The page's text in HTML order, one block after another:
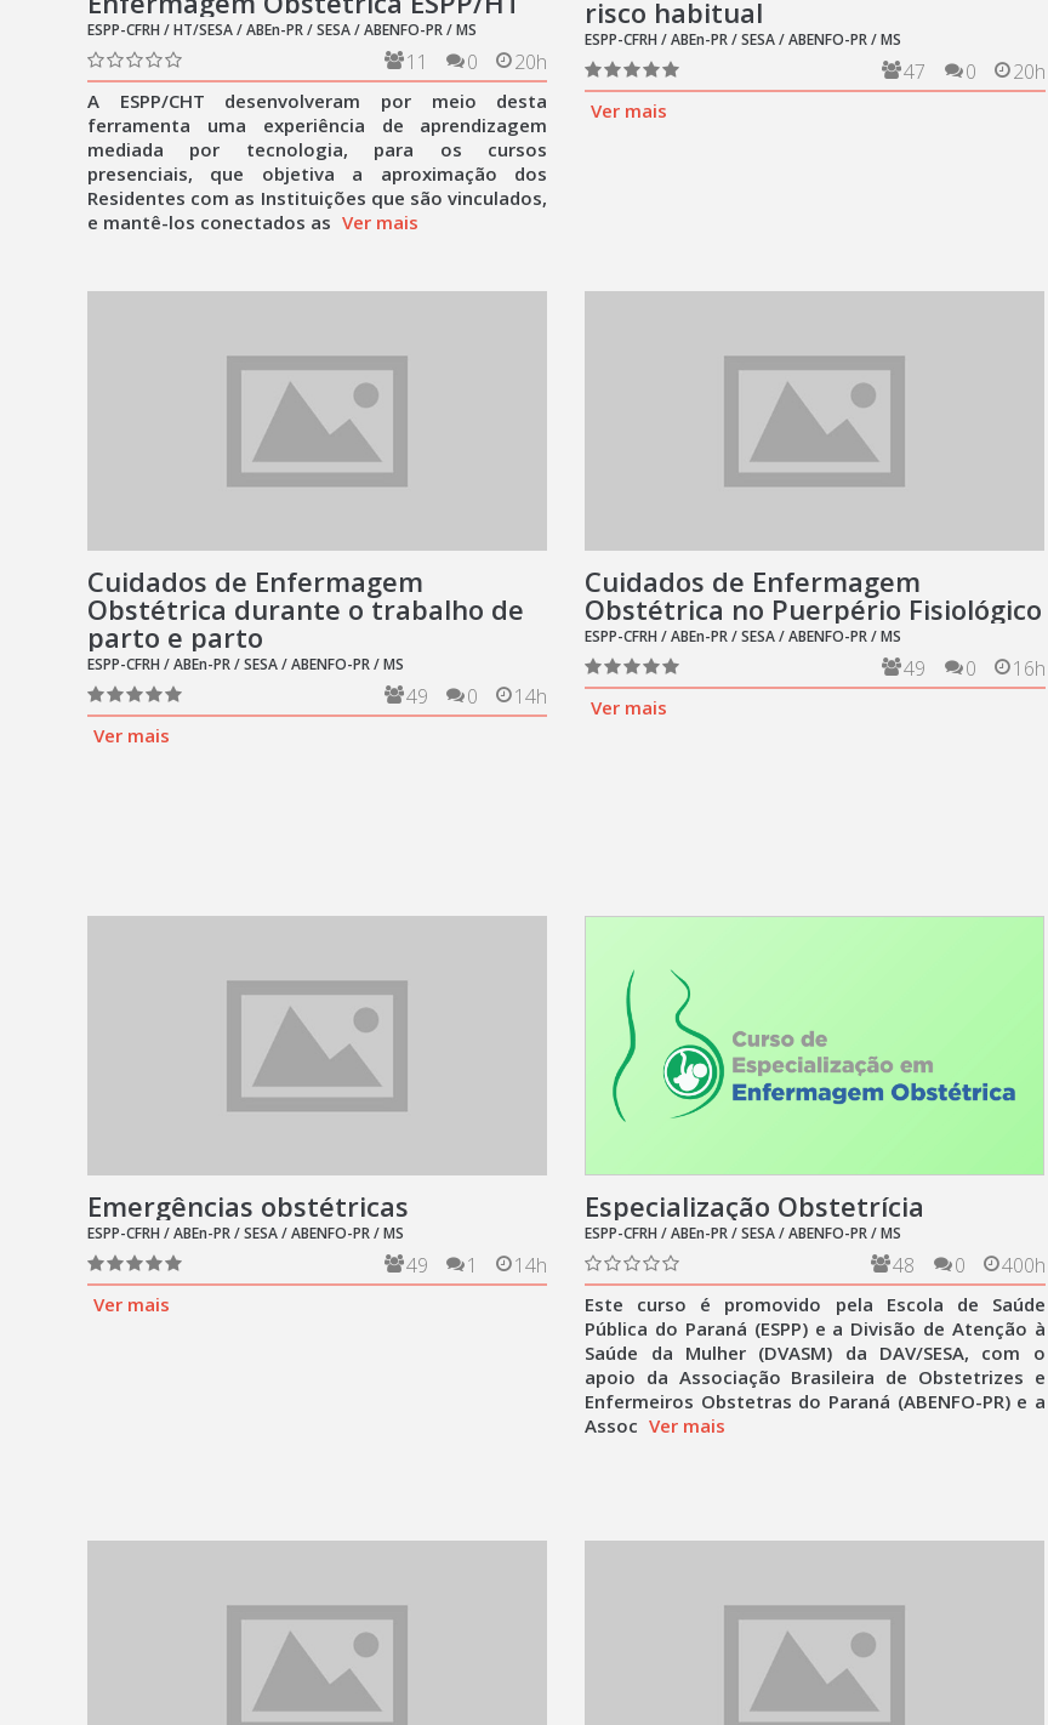
ESPP-CFRH / HT/SESA / ABEn-PR / SESA / ABENFO-PR / MS
20h
0
11
A ESPP/CHT desenvolveram por meio desta
ferramenta uma experiência de aprendizagem
mediada por tecnologia, para os cursos
presenciais, que objetiva a aproximação dos
Residentes com as Instituições que são vinculados,
e mantê-los conectados as Ver mais
risco habitual
ESPP-CFRH / ABEn-PR / SESA / ABENFO-PR / MS
20h
0
47
Ver mais
Cuidados de Enfermagem
Obstétrica durante o trabalho de
parto e parto
ESPP-CFRH / ABEn-PR / SESA / ABENFO-PR / MS
14h
0
49
Ver mais
Cuidados de Enfermagem
Obstétrica no Puerpério Fisiológico
ESPP-CFRH / ABEn-PR / SESA / ABENFO-PR / MS
16h
0
49
Ver mais
Emergências obstétricas
ESPP-CFRH / ABEn-PR / SESA / ABENFO-PR / MS
14h
1
49
Ver mais
Especialização Obstetrícia
ESPP-CFRH / ABEn-PR / SESA / ABENFO-PR / MS
400h
0
48
Este curso é promovido pela Escola de Saúde
Pública do Paraná (ESPP) e a Divisão de Atenção à
Saúde da Mulher (DVASM) da DAV/SESA, com o
apoio da Associação Brasileira de Obstetrizes e
Enfermeiros Obstetras do Paraná (ABENFO-PR) e a
Assoc Ver mais